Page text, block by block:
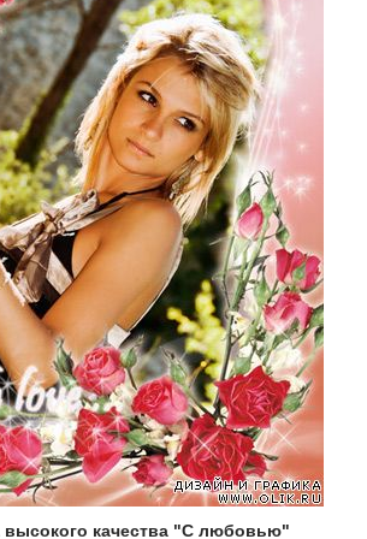
высокого качества "С любовью"